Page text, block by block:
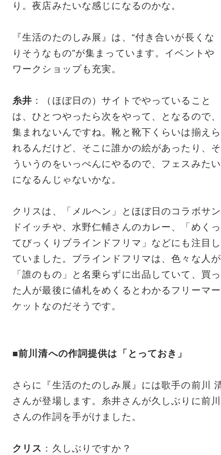
り。夜店みたいな感じになるのかな。
『生活のたのしみ展』は、“付き合いが長くな
りそうなもの”が集まっています。イベントや
ワークショップも充実。
糸井 ：（ほぼ日の）サイトでやっていること
は、ひとつやったら次をやって、となるので、
集まれないんですね。靴と靴下くらいは揃えら
れるんだけど、そこに誰かの絵があったり、そ
ういうのをいっぺんにやるので、フェスみたい
になるんじゃないかな。
クリスは、「メルヘン」とほぼ日のコラボサン
ドイッチや、水野仁輔さんのカレー、「めくっ
てびっくりブラインドフリマ」などにも注目し
ていました。ブラインドフリマは、色々な人が
「誰のもの」と名乗らずに出品していて、買っ
た人が最後に値札をめくるとわかるフリーマー
ケットなのだそうです。
■前川清への作詞提供は「とっておき」
さらに『生活のたのしみ展』には歌手の前川
さんが登場します。糸井さんが久しぶりに前川
さんの作詞を手がけました。
クリス ：久しぶりですか？